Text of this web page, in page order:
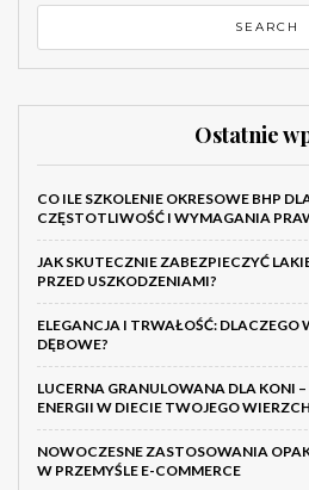
Ostatnie
CO ILE SZKOLENIE OKRESOWE BHP
CZĘSTOTLIWOŚĆ I WYMAGANIA
JAK SKUTECZNIE ZABEZPIECZYĆ
PRZED USZKODZENIAMI?
ELEGANCJA I TRWAŁOŚĆ: DLACZEGO
DĘBOWE?
LUCERNA GRANULOWANA DLA KONI
ENERGII W DIECIE TWOJEGO
NOWOCZESNE ZASTOSOWANIA
W PRZEMYŚLE E-COMMERCE